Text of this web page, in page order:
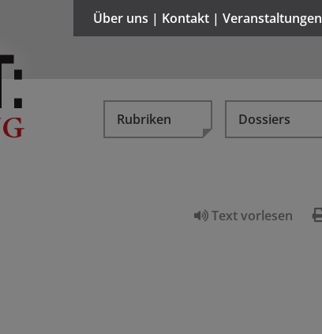
Über uns | Kontakt | Veranstaltungen
Rubriken Dossiers
Text vorlesen